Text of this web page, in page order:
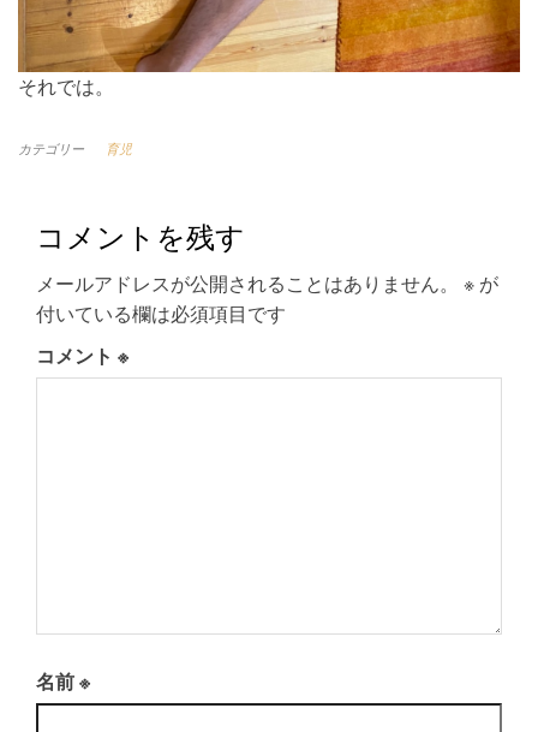
それでは。
カテゴリー 育児
コメントを残す
メールアドレスが公開されることはありません。 ※ が
付いている欄は必須項目です
コメント ※
名前※